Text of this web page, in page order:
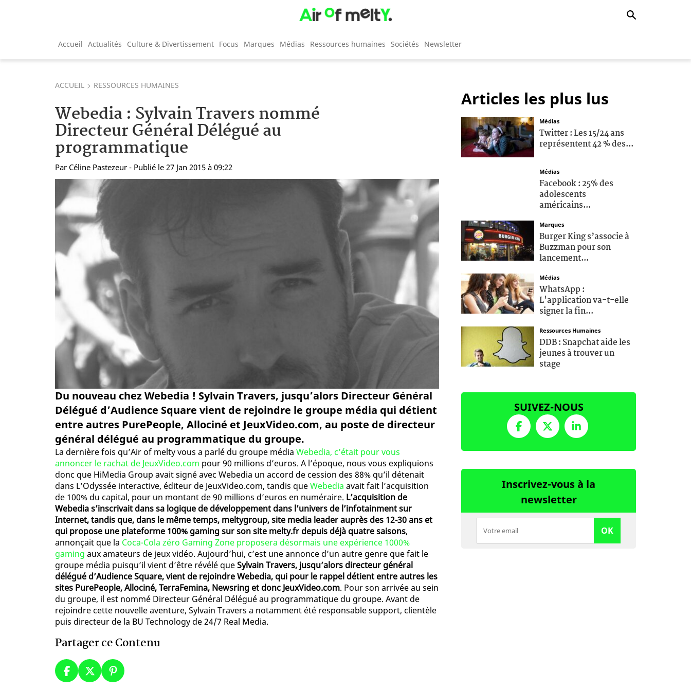
Accueil Actualités Culture & Divertissement Focus Marques Médias Ressources humaines Sociétés Newsletter
ACCUEIL RESSOURCES HUMAINES
Webedia : Sylvain Travers nommé
Directeur Général Délégué au
programmatique
Par Céline Pastezeur - Publié le 27 Jan 2015 à 09:22
Du nouveau chez Webedia ! Sylvain Travers, jusqu’alors Directeur Général
Délégué d’Audience Square vient de rejoindre le groupe média qui détient
entre autres PurePeople, Allociné et JeuxVideo.com, au poste de directeur
général délégué au programmatique du groupe.
La dernière fois qu’Air of melty vous a parlé du groupe média Webedia, c’était pour vous
annoncer le rachat de JeuxVideo.com pour 90 millions d’euros. A l’époque, nous vous expliquions
donc que HiMedia Group avait signé avec Webedia un accord de cession des 88% qu’il détenait
dans L’Odyssée interactive, éditeur de JeuxVideo.com, tandis queWebedia avait fait l’acquisition
de 100% du capital, pour un montant de 90 millions d’euros en numéraire. L’acquisition de
Webedia s’inscrivait dans sa logique de développement dans l’univers de l’infotainment sur
Internet, tandis que, dans le même temps, meltygroup, site media leader auprès des 12-30 ans et
qui propose une plateforme 100% gaming sur son site melty.fr depuis déjà quatre saisons,
annonçait que la Coca-Cola zéro Gaming Zone proposera désormais une expérience 1000%
gaming aux amateurs de jeux vidéo. Aujourd’hui, c’est une annonce d’un autre genre que fait le
groupe média puisqu’il vient d’être révélé queSylvain Travers, jusqu’alors directeur général
délégué d’Audience Square, vient de rejoindre Webedia, qui pour le rappel détient entre autres les
sites PurePeople, Allociné, TerraFemina, Newsring et donc JeuxVideo.com. Pour son arrivée au sein
du groupe, il est nommé Directeur Général Délégué au programmatique du groupe. Avant de
rejoindre cette nouvelle aventure, Sylvain Travers a notamment été responsable support, clientèle
puis directeur de la BU Technology de 24/7 Real Media.
Partager ce Contenu
Articles les plus lus
Médias
Twitter : Les 15/24 ans
représentent 42 % des...
Médias
Facebook : 25% des
adolescents
américains...
Marques
Burger King s’associe à
Buzzman pour son
lancement...
Médias
WhatsApp :
L'application va-t-elle
signer la fin...
Ressources Humaines
DDB : Snapchat aide les
jeunes à trouver un
stage
SUIVEZ-NOUS
Inscrivez-vous à la
newsletter
OK